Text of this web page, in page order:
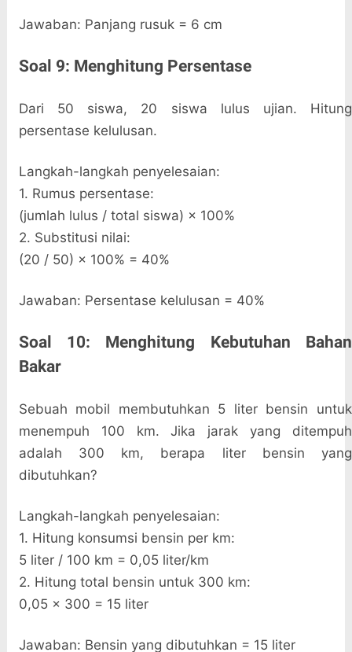
Jawaban: Panjang rusuk = 6 cm
Soal 9: Menghitung Persentase
Dari 50 siswa, 20 siswa lulus ujian. Hitung
persentase kelulusan.
Langkah-langkah penyelesaian:
1. Rumus persentase:
(jumlah lulus / total siswa) × 100%
2. Substitusi nilai:
(20 / 50) × 100% = 40%
Jawaban: Persentase kelulusan = 40%
Soal 10: Menghitung Kebutuhan Bahan
Bakar
Sebuah mobil membutuhkan 5 liter bensin untuk
menempuh 100 km. Jika jarak yang ditempuh
adalah 300 km, berapa liter bensin yang
dibutuhkan?
Langkah-langkah penyelesaian:
1. Hitung konsumsi bensin per km:
5 liter / 100 km = 0,05 liter/km
2. Hitung total bensin untuk 300 km:
0,05 × 300 = 15 liter
Jawaban: Bensin yang dibutuhkan = 15 liter